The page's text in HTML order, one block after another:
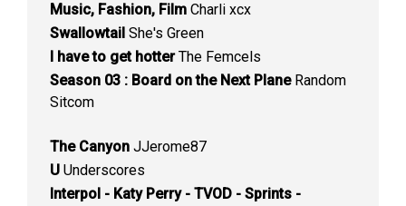
Music, Fashion, Film Charli xcx
Swallowtail She's Green
I have to get hotterThe Femcels
Season 03 : Board on the Next PlaneRandom
Sitcom
The Canyon JJerome87
U Underscores
Interpol - Katy Perry - TVOD - Sprints -